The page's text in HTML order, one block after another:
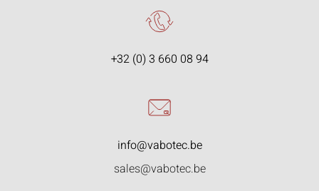
+32 (0) 3 660 08 94
info@vabotec.be
sales@vabotec.be